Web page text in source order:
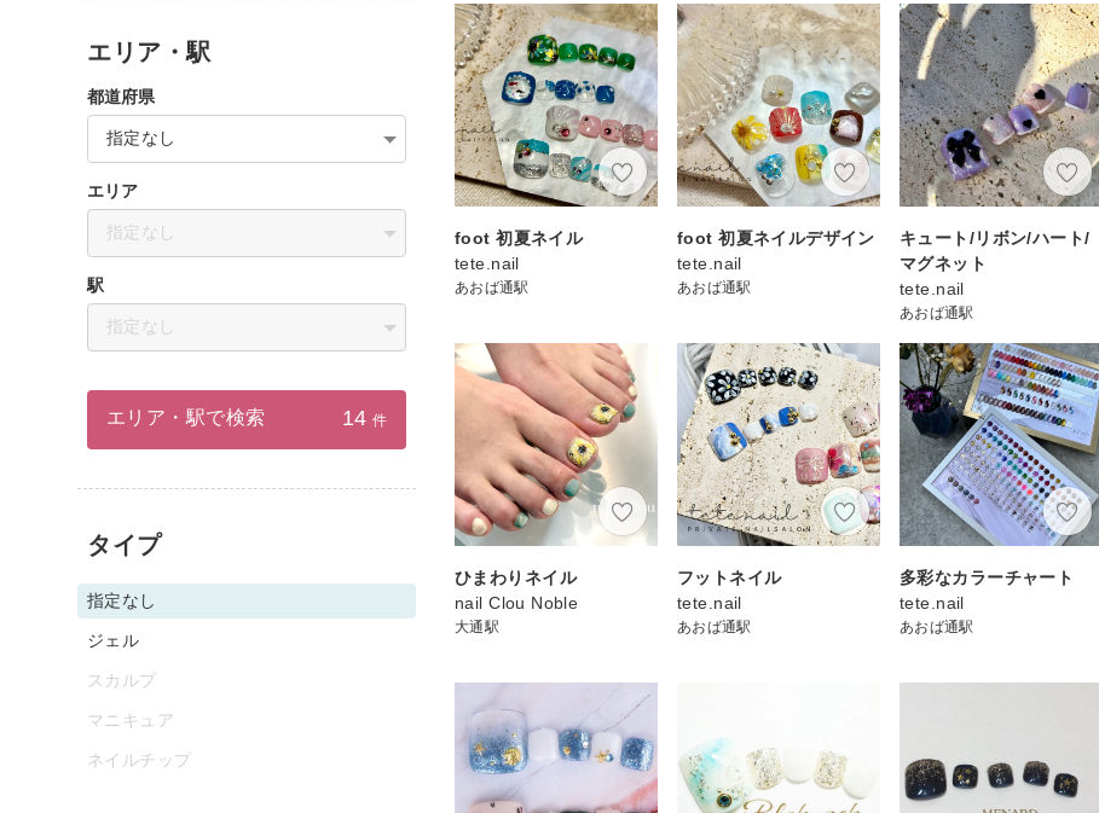
foot 初夏ネイル
tete.nail
あおば通駅
foot 初夏ネイルデザイン
tete.nail
あおば通駅
キュート/リボン/ハート/
マグネット
tete.nail
あおば通駅
ひまわりネイル
nail Clou Noble
大通駅
フットネイル
tete.nail
あおば通駅
多彩なカラーチャート
tete.nail
あおば通駅
エリア・駅
都道府県
指定なし
エリア
指定なし
駅
指定なし
エリア・駅で検索 14 件
タイプ
指定なし
ジェル
スカルプ
マニキュア
ネイルチップ